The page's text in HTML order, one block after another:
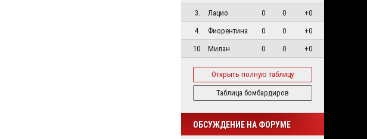
3.
Лацио 0 0
+0
4.
Фиорентина 0 0
+0
10.
Милан 0 0 +0
Открыть полную таблицу
Таблица бомбардиров
ОБСУЖДЕНИЕ НА ФОРУМЕ